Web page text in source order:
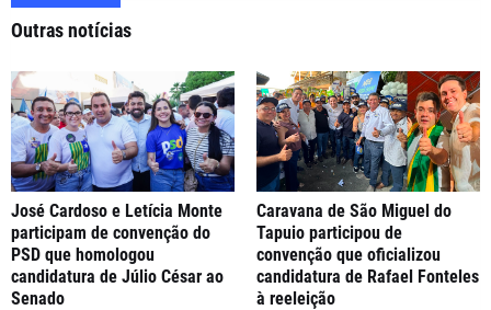
Outras notícias
José Cardoso e Letícia Monte
participam de convenção do
PSD que homologou
candidatura de Júlio César ao
Senado
Caravana de São Miguel do
Tapuio participou de
convenção que oficializou
candidatura de Rafael Fonteles
à reeleição